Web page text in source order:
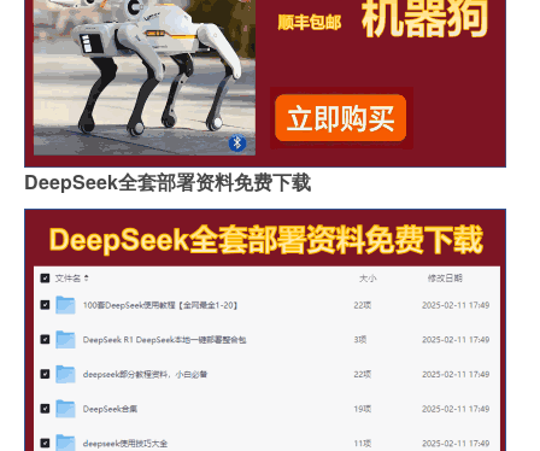
DeepSeek全套部署资料免费下载